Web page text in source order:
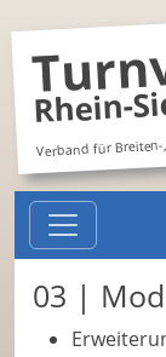
Rhein-
Verband für
03 |